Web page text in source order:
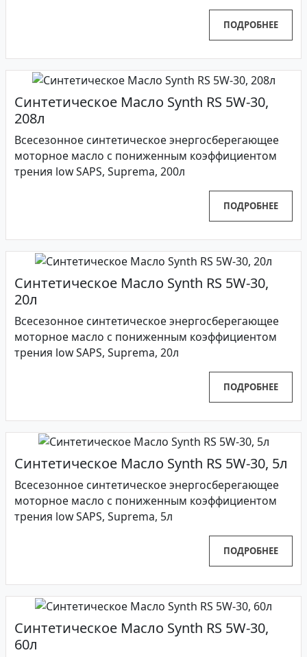
ПОДРОБНЕЕ
Синтетическое Масло Synth RS 5W-30,
208л
Всесезонное синтетическое энергосберегающее
моторное масло с пониженным коэффициентом
трения low SAPS, Suprema, 200л
ПОДРОБНЕЕ
Синтетическое Масло Synth RS 5W-30,
20л
Всесезонное синтетическое энергосберегающее
моторное масло с пониженным коэффициентом
трения low SAPS, Suprema, 20л
ПОДРОБНЕЕ
Синтетическое Масло Synth RS 5W-30, 5л
Всесезонное синтетическое энергосберегающее
моторное масло с пониженным коэффициентом
трения low SAPS, Suprema, 5л
ПОДРОБНЕЕ
Синтетическое Масло Synth RS 5W-30,
60л